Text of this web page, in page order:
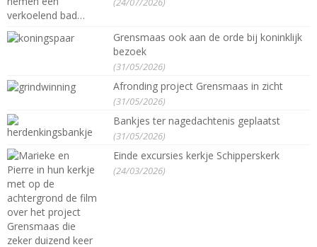
Grensmaas ook aan de orde bij koninklijk
bezoek
(31/05/2026)
Afronding project Grensmaas in zicht
(31/05/2026)
Bankjes ter nagedachtenis geplaatst
(31/05/2026)
Einde excursies kerkje Schipperskerk
(24/03/2026)